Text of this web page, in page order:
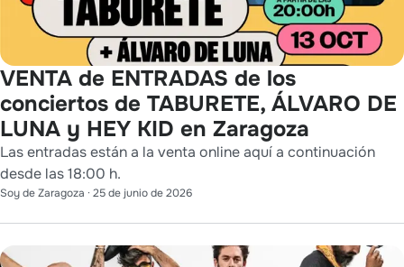
VENTA de ENTRADAS de los
conciertos de TABURETE, ÁLVARO DE
LUNA y HEY KID en Zaragoza
Las entradas están a la venta online aquí a continuación
desde las 18:00 h.
Soy de Zaragoza · 25 de junio de 2026